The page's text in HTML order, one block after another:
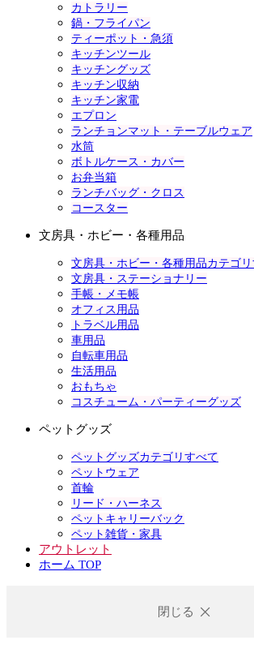
カトラリー
鍋・フライパン
ティーポット・急須
キッチンツール
キッチングッズ
キッチン収納
キッチン家電
エプロン
ランチョンマット・テーブルウェア
水筒
ボトルケース・カバー
お弁当箱
ランチバッグ・クロス
コースター
文房具・ホビー・各種用品
文房具・ホビー・各種用品カテゴ
文房具・ステーショナリー
手帳・メモ帳
オフィス用品
トラベル用品
車用品
自転車用品
生活用品
おもちゃ
コスチューム・パーティーグッズ
ペットグッズ
ペットグッズカテゴリすべて
ペットウェア
首輪
リード・ハーネス
ペットキャリーバック
ペット雑貨・家具
アウトレット
ホーム TOP
閉じる